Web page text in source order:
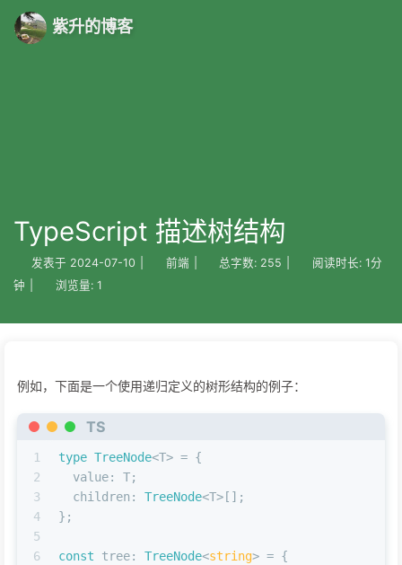
紫升的博客
TypeScript 描述树结构
发表于 2024-07-10 前端 总字数: 255 阅读时长: 1分
钟
浏览量: 1
例如，下面是一个使用递归定义的树形结构的例子：
TS
1
2
3
4
5
6
type TreeNode<T> = {
value: T;
children : TreeNode<T>[];
};
const tree: TreeNode<string> = {